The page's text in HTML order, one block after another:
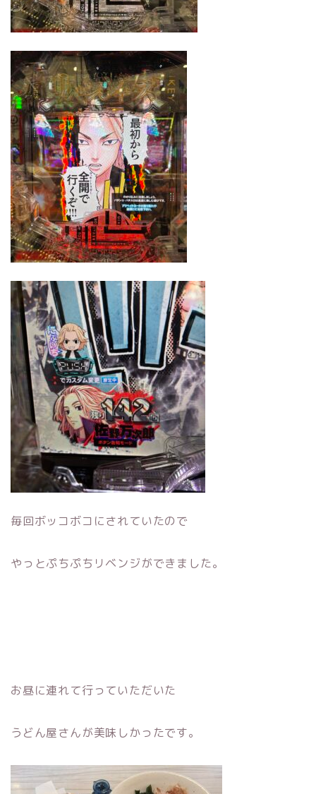
毎回ボッコボコにされていたので
やっとぷちぷちリベンジができました。
お昼に連れて行っていただいた
うどん屋さんが美味しかったです。